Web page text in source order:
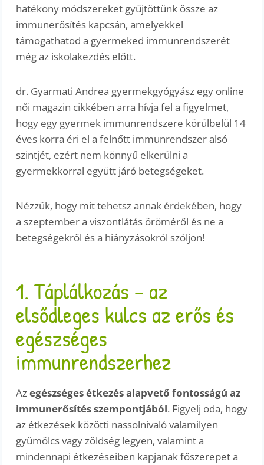
hatékony módszereket gyűjtöttünk össze az
immunerősítés kapcsán, amelyekkel
támogathatod a gyermeked immunrendszerét
még az iskolakezdés előtt.
dr. Gyarmati Andrea gyermekgyógyász egy online
női magazin cikkében arra hívja fel a figyelmet,
hogy egy gyermek immunrendszere körülbelül 14
éves korra éri el a felnőtt immunrendszer alsó
szintjét, ezért nem könnyű elkerülni a
gyermekkorral együtt járó betegségeket.
Nézzük, hogy mit tehetsz annak érdekében, hogy
a szeptember a viszontlátás öröméről és ne a
betegségekről és a hiányzásokról szóljon!
1. Táplálkozás – az
elsődleges kulcs az erős és
egészséges
immunrendszerhez
Azegészséges étkezés alapvető fontosságú az
immunerősítés szempontjából. Figyelj oda, hogy
az étkezések közötti nassolnivaló valamilyen
gyümölcs vagy zöldség legyen, valamint a
mindennapi étkezéseiben kapjanak főszerepet a